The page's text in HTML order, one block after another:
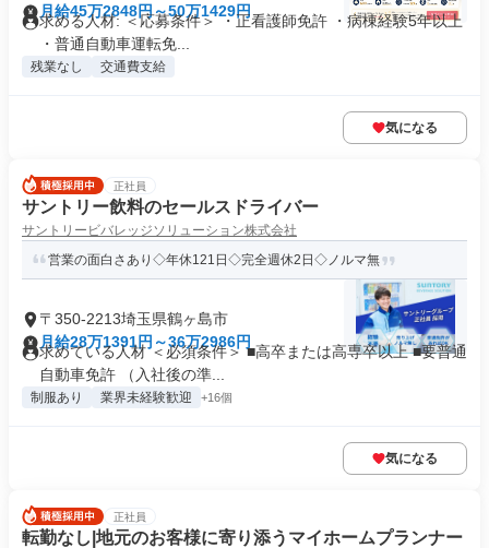
月給45万2848円～50万1429円
求める人材: ＜応募条件＞ ・正看護師免許 ・病棟経験5年以上
・普通自動車運転免...
残業なし 交通費支給
気になる
正社員
サントリー飲料のセールスドライバー
サントリービバレッジソリューション株式会社
営業の面白さあり◇年休121日◇完全週休2日◇ノルマ無
〒350-2213埼玉県鶴ヶ島市
月給28万1391円～36万2986円
求めている人材 ＜必須条件＞ ■高卒または高専卒以上 ■要普通
自動車免許 （入社後の準...
制服あり 業界未経験歓迎 +16個
気になる
正社員
転勤なし|地元のお客様に寄り添うマイホームプランナー